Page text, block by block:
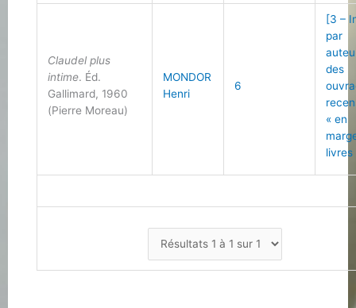
Claudel plus
intime. Éd.
Gallimard, 1960
(Pierre Moreau)
MONDOR
Henri
6
[3 –
par
des
« en
livres